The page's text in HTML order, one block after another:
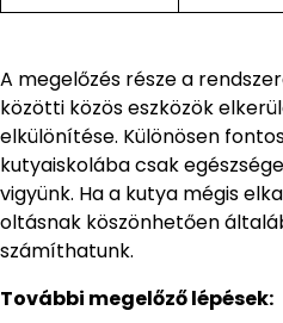
A megelőzés része a
közötti közös eszközök
elkülönítése. Különösen
kutyaiskolába csak
vigyünk. Ha a kutya mégis
oltásnak köszönhetően
számíthatunk.
További megelőző lépések: